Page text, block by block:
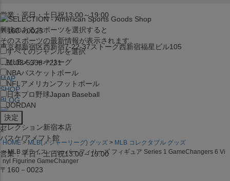
営業：平日・土日祝13:00～19:00
〒160－0023
東京都新宿区西新宿7-22-37ストーク西新宿福星ビル105
TEL:03-5338-7231
MAP
SHOP
BLOG
セレクション新宿本店
バスケ/アメフト館
営業：平日・土日祝13:00～19:00
〒160－0023
興味のあるスポーツを選択すると
そのスポーツの最新情報が表示されます。
すべてのジャンルを選択
MLBメジャーリーグ
NBAバスケットボール
NFL アメリカンフットボール
日本プロ野球Japan Baseball
JORDAN
x
HOME MLB(メジャーリーグ) グッズ
MLB コレクタブル グッズ
MLB ブライス・ハーパー フィリーズ フィギュア Series 1 GameChangers 6 Vi
nyl Figurine GameChanger